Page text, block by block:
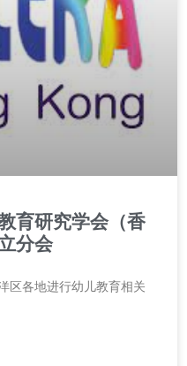
育研究学会（香
分会
区各地进行幼儿教育相关